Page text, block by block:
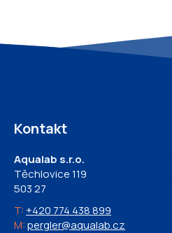
Kontakt
Aqualab s.r.o.
Těchlovice 119
503 27
T:+420 774 438 899
M:pergler@aqualab.cz